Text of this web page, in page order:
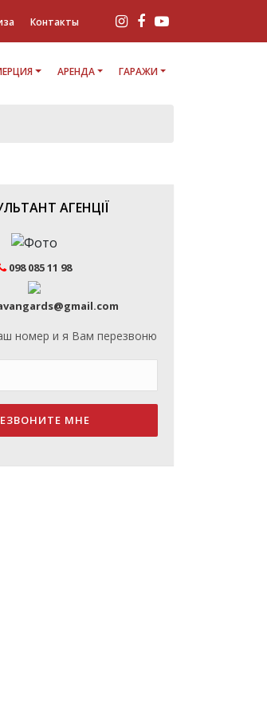
Контакты
АРЕНДА ГАРАЖИ
АГЕНЦІЇ
098 085 11 98
номер и я Вам перезвоню
МНЕ